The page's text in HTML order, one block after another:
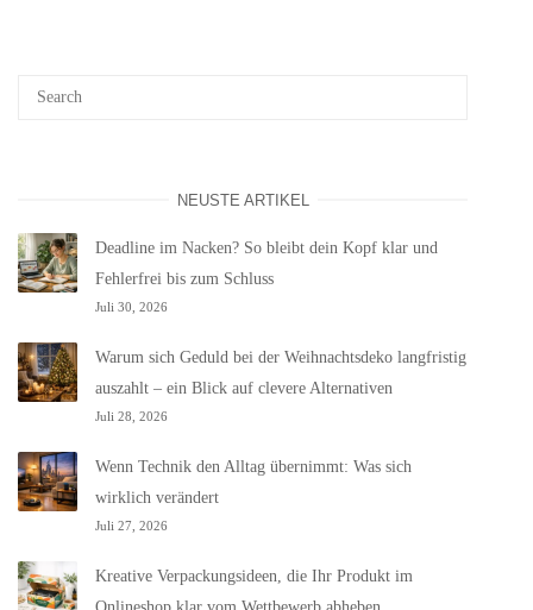
NEUSTE ARTIKEL
Deadline im Nacken? So bleibt dein Kopf klar und
Fehlerfrei bis zum Schluss
Juli 30, 2026
Warum sich Geduld bei der Weihnachtsdeko langfristig
auszahlt – ein Blick auf clevere Alternativen
Juli 28, 2026
Wenn Technik den Alltag übernimmt: Was sich
wirklich verändert
Juli 27, 2026
Kreative Verpackungsideen, die Ihr Produkt im